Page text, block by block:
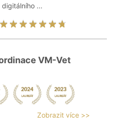
...
VM-Vet
Zobrazit více >>